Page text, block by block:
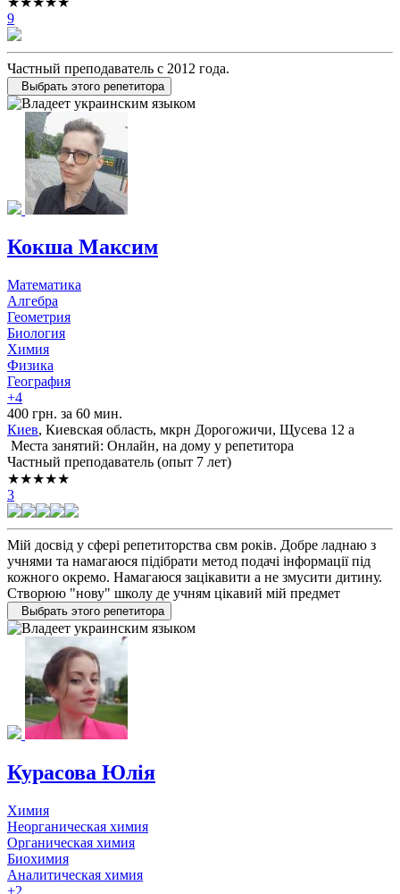
9
Частный преподаватель с 2012 года.
Выбрать этого репетитора
Кокша Максим
Математика
Алгебра
Геометрия
Биология
Химия
Физика
География
+4
400 грн. за 60 мин.
Киев, Киевская область, мкрн Дорогожичи, Щусева 12 а
Места занятий: Онлайн, на дому у репетитора
Частный преподаватель (опыт 7 лет)
★★★★★
3
Мій досвід у сфері репетиторства свм років. Добре ладнаю з
учнями та намагаюся підібрати метод подачі інформації під
кожного окремо. Намагаюся зацікавити а не змусити дитину.
Створюю "нову" школу де учням цікавий мій предмет
Выбрать этого репетитора
Курасова Юлія
Химия
Неорганическая химия
Органическая химия
Биохимия
Аналитическая химия